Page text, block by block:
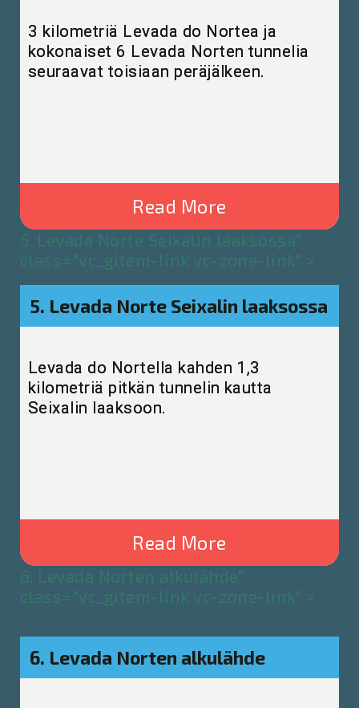
3 kilometriä Levada do Nortea ja
kokonaiset 6 Levada Norten tunnelia
seuraavat toisiaan peräjälkeen.
Read More
5. Levada Norte Seixalin laaksossa"
class="vc_gitem-link vc-zone-link" >
5. Levada Norte Seixalin laaksossa
Levada do Nortella kahden 1,3
kilometriä pitkän tunnelin kautta
Seixalin laaksoon.
Read More
6. Levada Norten alkulähde"
class="vc_gitem-link vc-zone-link" >
6. Levada Norten alkulähde